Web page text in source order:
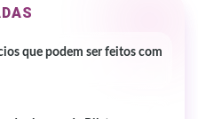
que podem ser feitos com